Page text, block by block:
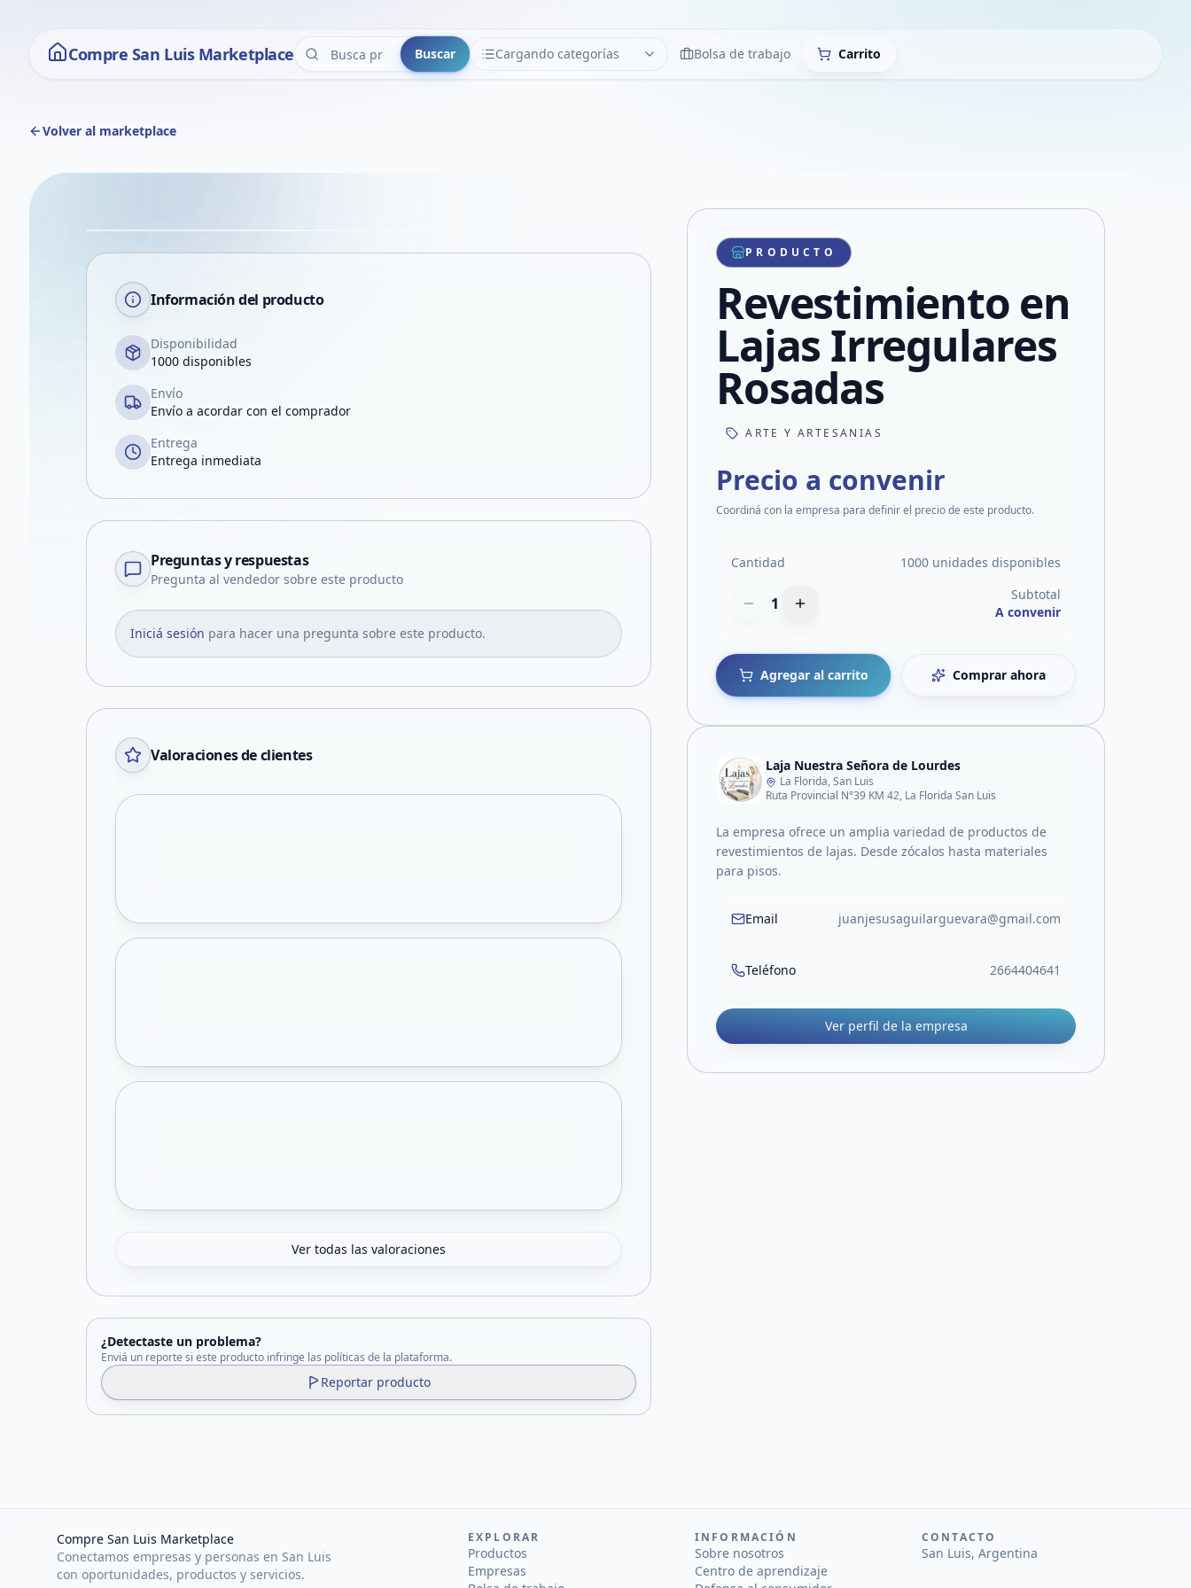
Compre San Luis Marketplace Buscar Cargando categorías
CATEGORÍAS LimpiarBolsa de trabajo Carrito
Volver al marketplace
VER EN PANTALLA COMPLETA
Compartir producto
Compartir por WhatsApp
Compartir por mail
Compartir en Facebook
Compartir en X
Información del producto
Disponibilidad
1000 disponibles
Envío
Envío a acordar con el comprador
Entrega
Entrega inmediata
Preguntas y respuestas
Pregunta al vendedor sobre este producto
Iniciá sesión para hacer una pregunta sobre este producto.
Valoraciones de clientes
Ver todas las valoraciones
¿Detectaste un problema?
Enviá un reporte si este producto infringe las políticas de la plataforma.
Reportar producto
PRODUCTO
Revestimiento en
Lajas Irregulares
Rosadas
ARTE Y ARTESANIAS
Precio a convenir
Coordiná con la empresa para definir el precio de este producto.
Cantidad 1000 unidades disponibles
1
Subtotal
A convenir
Agregar al carrito Comprar ahora
Laja Nuestra Señora de Lourdes
La Florida, San Luis
Ruta Provincial N°39 KM 42, La Florida San Luis
La empresa ofrece un amplia variedad de productos de
revestimientos de lajas. Desde zócalos hasta materiales
para pisos.
Email juanjesusaguilarguevara@gmail.com
Teléfono 2664404641
Ver perfil de la empresa
Compre San Luis Marketplace
Conectamos empresas y personas en San Luis
con oportunidades, productos y servicios.
EXPLORAR
Productos
Empresas
INFORMACIÓN
Sobre nosotros
Centro de aprendizaje
CONTACTO
San Luis, Argentina